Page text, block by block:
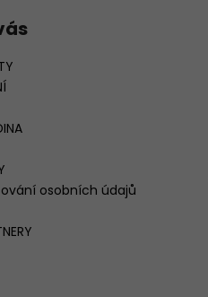
osobních údajů